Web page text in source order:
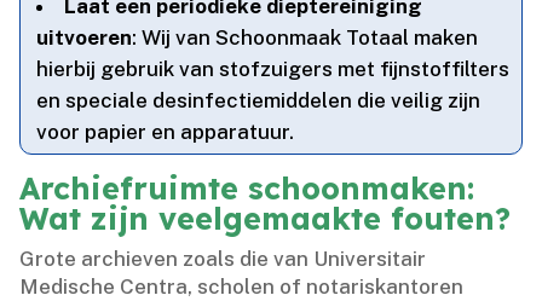
Laat een periodieke dieptereiniging
uitvoeren: Wij van Schoonmaak Totaal maken
hierbij gebruik van stofzuigers met fijnstoffilters
en speciale desinfectiemiddelen die veilig zijn
voor papier en apparatuur.​
Archiefruimte schoonmaken:
Wat zijn veelgemaakte fouten?
Grote archieven zoals die van Universitair
Medische Centra, scholen of notariskantoren